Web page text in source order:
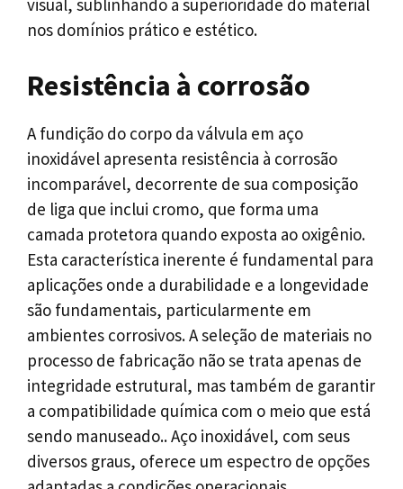
visual, sublinhando a superioridade do material
nos domínios prático e estético.
Resistência à corrosão
A fundição do corpo da válvula em aço
inoxidável apresenta resistência à corrosão
incomparável, decorrente de sua composição
de liga que inclui cromo, que forma uma
camada protetora quando exposta ao oxigênio.
Esta característica inerente é fundamental para
aplicações onde a durabilidade e a longevidade
são fundamentais, particularmente em
ambientes corrosivos. A seleção de materiais no
processo de fabricação não se trata apenas de
integridade estrutural, mas também de garantir
a compatibilidade química com o meio que está
sendo manuseado.. Aço inoxidável, com seus
diversos graus, oferece um espectro de opções